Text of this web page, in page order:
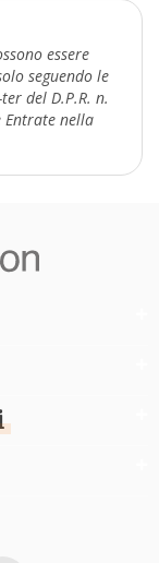
essere
seguendo le
del D.P.R. n.
Entrate nella